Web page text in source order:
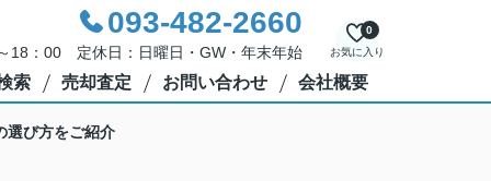
093-482-2660
18：00 定休日：日曜日・GW・年末年始 お気に入り
0
索 売却査定 お問い合わせ 会社概要
選び方をご紹介